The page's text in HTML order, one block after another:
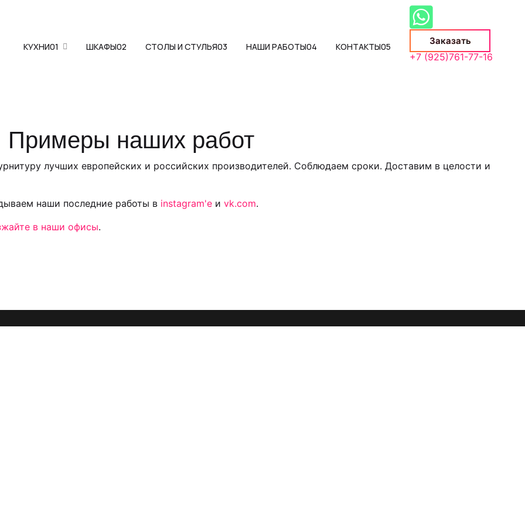
Заказать
+7 (925)761-77-16
КУХНИ01 ШКАФЫ02 СТОЛЫ И СТУЛЬЯ03 НАШИ РАБОТЫ04 КОНТАКТЫ05
Примеры наших работ
лучших европейских и российских производителей. Соблюдаем сроки. Доставим в целости и
наши последние работы в instagram'е и vk.com.
в наши офисы.